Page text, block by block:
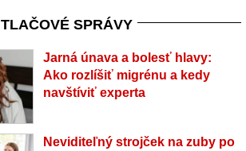
TLAČOVÉ SPRÁVY
Jarná únava a bolesť hlavy:
Ako rozlíšiť migrénu a kedy
navštíviť experta
Neviditeľný strojček na zuby po